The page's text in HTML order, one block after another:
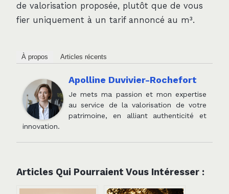
de valorisation proposée, plutôt que de vous
fier uniquement à un tarif annoncé au m³.
À propos Articles récents
Apolline Duvivier-Rochefort
Je mets ma passion et mon expertise
au service de la valorisation de votre
patrimoine, en alliant authenticité et
innovation.
Articles Qui Pourraient Vous Intéresser :